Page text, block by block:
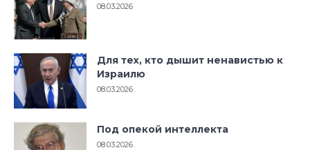
08.03.2026
Для тех, кто дышит ненавистью к
Израилю
08.03.2026
Под опекой интеллекта
08.03.2026